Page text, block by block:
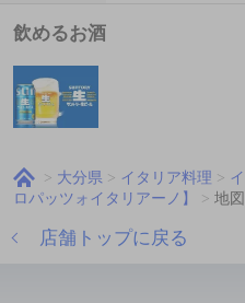
飲めるお酒
大分県 イタリア料理
ロパッツォイタリアーノ】
地図
店舗トップに戻る